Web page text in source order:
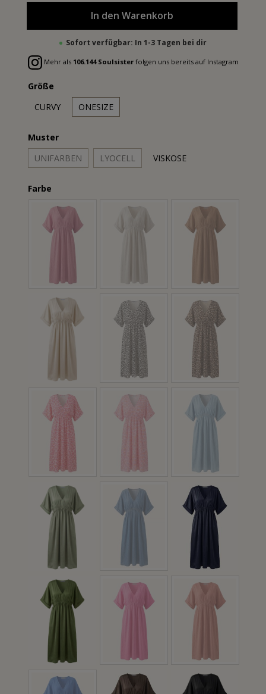
In den Warenkorb
Sofort verfügbar: In 1-3 Tagen bei dir
Mehr als 106.144 Soulsisterfolgen uns bereits auf Instagram
Größe
CURVY
ONESIZE
Muster
UNIFARBEN
LYOCELL VISKOSE
Farbe